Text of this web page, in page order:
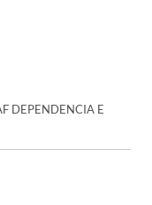
DEPENDENCIA E